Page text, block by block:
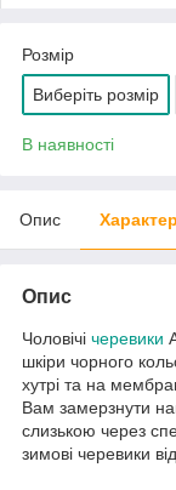
Розмір
Виберіть розмір
В наявності
Опис
Опис
Чоловічі черевики
шкіри чорного
хутрі та на
Вам замерзнути
слизькою через
зимові черевики